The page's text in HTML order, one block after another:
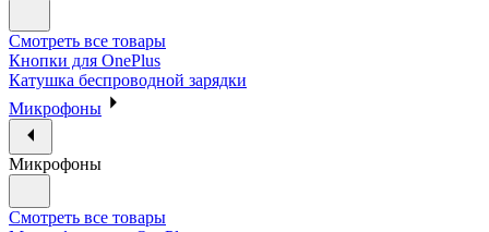
Смотреть все товары
Кнопки для OnePlus
Катушка беспроводной зарядки
Микрофоны
Микрофоны
Смотреть все товары